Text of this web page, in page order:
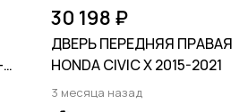
30 198 ₽
ДВЕРЬ ПЕРЕДНЯЯ ПРАВАЯ
HONDA CIVIC X 2015-2021
3 месяца назад